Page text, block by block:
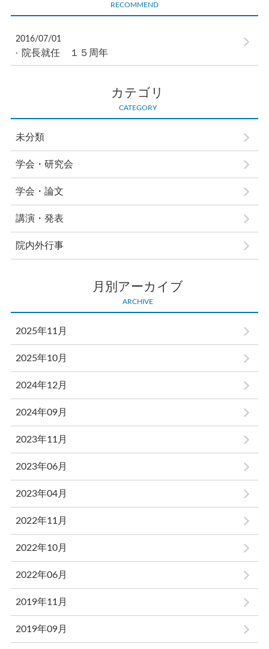
RECOMMEND
2016/07/01
院長就任 １５周年
カテゴリ
CATEGORY
未分類
学会・研究会
学会・論文
講演・発表
院内外行事
月別アーカイブ
ARCHIVE
2025年11月
2025年10月
2024年12月
2024年09月
2023年11月
2023年06月
2023年04月
2022年11月
2022年10月
2022年06月
2019年11月
2019年09月